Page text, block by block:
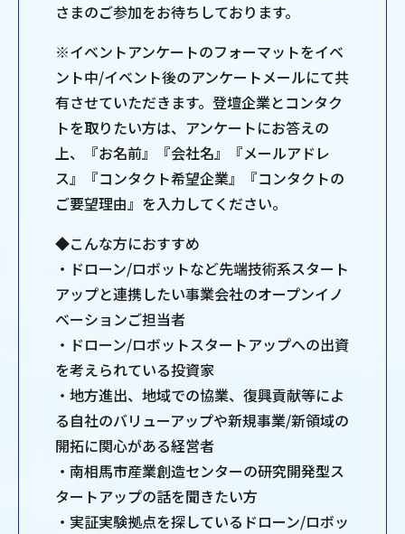
さまのご参加をお待ちしております。
※イベントアンケートのフォーマットをイベ
ント中/イベント後のアンケートメールにて共
有させていただきます。登壇企業とコンタク
トを取りたい方は、アンケートにお答えの
上、『お名前』『会社名』『メールアドレ
ス』『コンタクト希望企業』『コンタクトの
ご要望理由』を入力してください。
◆こんな方におすすめ
・ドローン/ロボットなど先端技術系スタート
アップと連携したい事業会社のオープンイノ
ベーションご担当者
・ドローン/ロボットスタートアップへの出資
を考えられている投資家
・地方進出、地域での協業、復興貢献等によ
る自社のバリューアップや新規事業/新領域の
開拓に関心がある経営者
・南相馬市産業創造センターの研究開発型ス
タートアップの話を聞きたい方
・実証実験拠点を探しているドローン/ロボッ